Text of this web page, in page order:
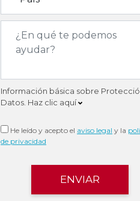
Información básica sobre
Datos. Haz clic aquí
He leído y acepto el aviso legal y la
de privacidad